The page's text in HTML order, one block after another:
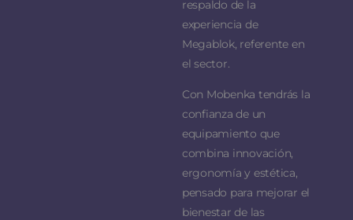
respaldo de la
experiencia de
Megablok, referente en
el sector.
Con Mobenka tendrás la
confianza de un
equipamiento que
combina innovación,
ergonomía y estética,
pensado para mejorar el
bienestar de las